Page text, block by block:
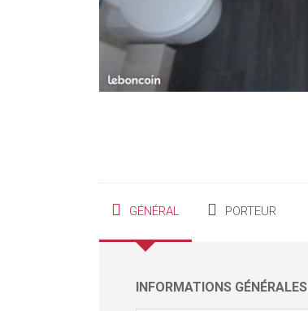
GÉNÉRAL PORTEUR
INFORMATIONS GÉNÉRALES